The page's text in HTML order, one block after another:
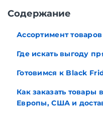
Cодержание
Ассортимент
Где искать выгоду
Готовимся к Black
Как заказать товары
Европы, США и